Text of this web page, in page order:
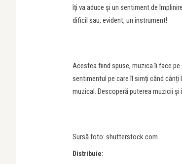
îți va aduce și un sentiment de
dificil sau, evident, un instrument!
Acestea fiind spuse, muzica îi face
sentimentul pe care îl simți când
muzical. Descoperă puterea muzicii
Sursă foto: shutterstock.com
Distribuie: